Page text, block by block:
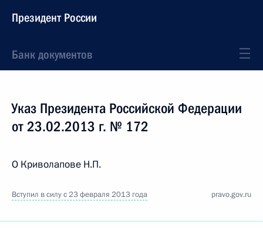
Президент России
Банк документов
Указ Президента Российской Федерации
от 23.02.2013 г. № 172
О Криволапове Н.П.
Вступил в силу с 23 февраля 2013 года pravo.gov.ru